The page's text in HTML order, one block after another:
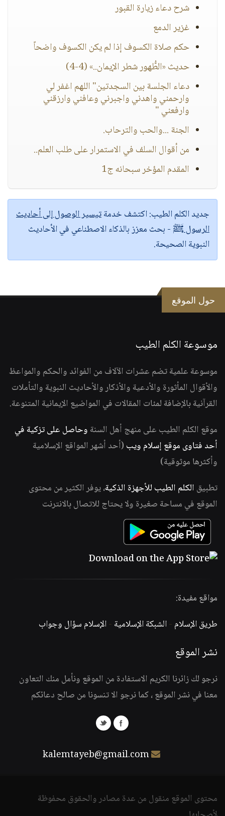
شرح دعاء زيارة القبور
غزير الدمع
حكم صلاة الكسوف إذا لم يكن الكسوف واضحاً
حديث «الطُّهور شطر الإيمان..» (4-4)
دعاء الجلسة بين السجدتين" اللهم اغفر لي
وارحمني واهدني واجبرني وعافني وارزقني
وارفعني "
الجنة ...والحب والترحاب.
من أقوال السلف في الاستمرار على طلب العلم..
المقدم المؤخر سبحانه ج1
جديد الكلم الطيب:اكتشف خدمةتيسير الوصول إلى أحاديث
الرسول ﷺ - بحث معزز بالذكاء الاصطناعي في الأحاديث
النبوية الصحيحة.
حول الموقع
موسوعة الكلم الطيب
موسوعة علمية تضم عشرات الآلاف من الفوائد والحكم والمواعظ
والأقوال المأثورة والأدعية والأذكار والأحاديث النبوية والتأملات
القرآنية بالإضافة لمئات المقالات في المواضيع الإيمانية المتنوعة.
موقع الكلم الطيب على منهج أهل السنة وحاصل على تزكية في
أحد فتاوى موقع إسلام ويب (أحد أشهر المواقع الإسلامية
وأكثرها موثوقية)
تطبيق الكلم الطيب للأجهزة الذكية، يوفر الكثير من محتوى
الموقع في مساحة صغيرة ولا يحتاج للاتصال بالانترنت
مواقع مفيدة:
طريق الإسلام -الشبكة الإسلامية -الإسلام سؤال وجواب
نشر الموقع
نرجو لك زائرنا الكريم الاستفادة من الموقع ونأمل منك التعاون
معنا في نشر الموقع ، كما نرجو الا تنسونا من صالح دعائكم
kalemtayeb@gmail.com
محتوى الموقع منقول من عدة مصادر والحقوق محفوظة